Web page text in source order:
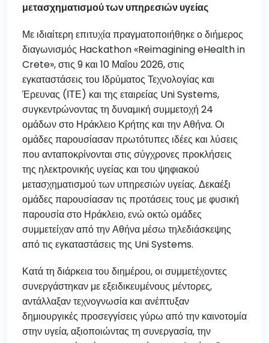
μετασχηματισμού των υπηρεσιών υγείας
Με ιδιαίτερη επιτυχία πραγματοποιήθηκε ο διήμερος
διαγωνισμός Hackathon «Reimagining eHealth in
Crete», στις 9 και 10 Μαΐου 2026, στις
εγκαταστάσεις του Ιδρύματος Τεχνολογίας και
Έρευνας (ΙΤΕ) και της εταιρείας Uni Systems,
συγκεντρώνοντας τη δυναμική συμμετοχή 24
ομάδων στο Ηράκλειο Κρήτης και την Αθήνα. Οι
ομάδες παρουσίασαν πρωτότυπες ιδέες και λύσεις
που ανταποκρίνονται στις σύγχρονες προκλήσεις
της ηλεκτρονικής υγείας και του ψηφιακού
μετασχηματισμού των υπηρεσιών υγείας. Δεκαέξι
ομάδες παρουσίασαν τις προτάσεις τους με φυσική
παρουσία στο Ηράκλειο, ενώ οκτώ ομάδες
συμμετείχαν από την Αθήνα μέσω τηλεδιάσκεψης
από τις εγκαταστάσεις της Uni Systems.
Κατά τη διάρκεια του διημέρου, οι συμμετέχοντες
συνεργάστηκαν με εξειδικευμένους μέντορες,
αντάλλαξαν τεχνογνωσία και ανέπτυξαν
δημιουργικές προσεγγίσεις γύρω από την καινοτομία
στην υγεία, αξιοποιώντας τη συνεργασία, την